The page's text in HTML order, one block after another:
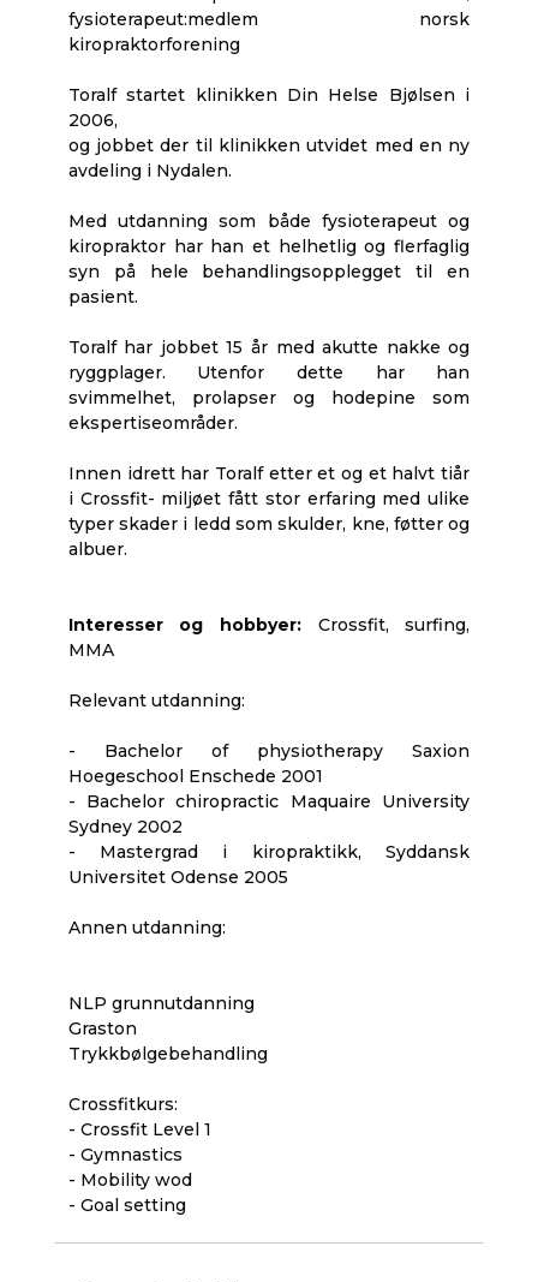
fysioterapeut:medlem norsk
kiropraktorforening
Toralf startet klinikken Din Helse Bjølsen i
2006,
og jobbet der til klinikken utvidet med en ny
avdeling i Nydalen.
Med utdanning som både fysioterapeut og
kiropraktor har han et helhetlig og flerfaglig
syn på hele behandlingsopplegget til en
pasient.
Toralf har jobbet 15 år med akutte nakke og
ryggplager. Utenfor dette har han
svimmelhet, prolapser og hodepine som
ekspertiseområder.
Innen idrett har Toralf etter et og et halvt tiår
i Crossfit- miljøet fått stor erfaring med ulike
typer skader i ledd som skulder, kne, føtter og
albuer.
Interesser og hobbyer: Crossfit, surfing,
MMA
Relevant utdanning:
- Bachelor of physiotherapy Saxion
Hoegeschool Enschede 2001
- Bachelor chiropractic Maquaire University
Sydney 2002
- Mastergrad i kiropraktikk, Syddansk
Universitet Odense 2005
Annen utdanning:
NLP grunnutdanning
Graston
Trykkbølgebehandling
Crossfitkurs:
- Crossfit Level 1
- Gymnastics
- Mobility wod
- Goal setting